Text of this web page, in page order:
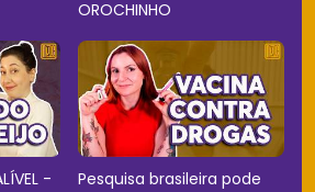
OROCHINHO
-
Pesquisa brasileira pode